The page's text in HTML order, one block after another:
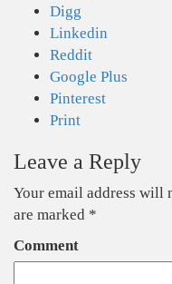
Digg
Linkedin
Reddit
Google Plus
Pinterest
Print
Leave a Reply
Your email address will
are marked *
Comment